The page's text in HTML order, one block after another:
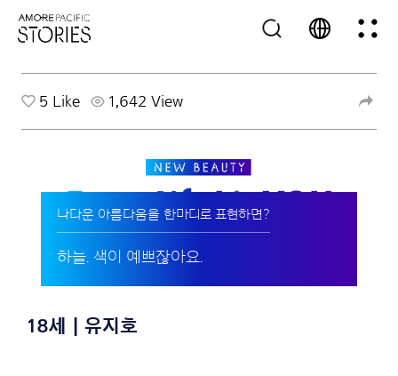
5 Like 1,642 View
나다운 아름다움을 한마디로 표현하면?
하늘. 색이 예쁘잖아요.
18세 | 유지호